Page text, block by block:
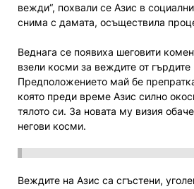
вежди“, похвали се Азис в
снима с дамата, осъществила
Веднага се появиха шеговити
взели косми за веждите от
Предположението май бе
която преди време Азис силно
тялото си. За новата му визия
негови косми.
Веждите на Азис са сгъстени,